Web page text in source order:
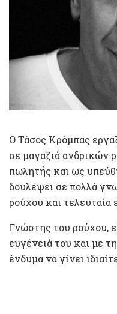
Ο Τάσος Κρόμπας
σε μαγαζιά ανδρικών
πωλητής και ως
δουλέψει σε πολλά
ρούχου και
Γνώστης του ρούχου,
ευγένειά του και με
ένδυμα να γίνει